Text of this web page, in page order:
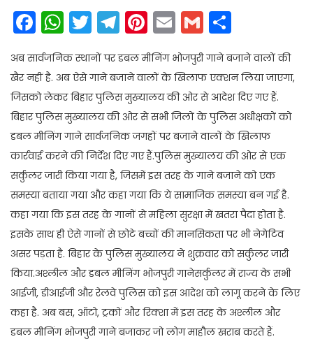
Facebook
WhatsApp
Twitter
Telegram
Pinterest
EmailGmail
अब सार्वजनिक स्थानों पर डबल मीनिंग भोजपुरी गाने बजाने वालों की
खैर नहीं है. अब ऐसे गाने बजाने वालों के खिलाफ एक्शन लिया जाएगा,
जिसको लेकर बिहार पुलिस मुख्यालय की ओर से आदेश दिए गए हैं.
बिहार पुलिस मुख्यालय की ओर से सभी जिलों के पुलिस अधीक्षकों को
डबल मीनिंग गाने सार्वजनिक जगहों पर बजाने वालों के खिलाफ
कार्रवाई करने की निर्देश दिए गए हैं.पुलिस मुख्यालय की ओर से एक
सर्कुलर जारी किया गया है, जिसमें इस तरह के गाने बजाने को एक
समस्या बताया गया और कहा गया कि ये सामाजिक समस्या बन गई है.
कहा गया कि इस तरह के गानों से महिला सुरक्षा में खतरा पैदा होता है.
इसके साथ ही ऐसे गानों से छोटे बच्चों की मानसिकता पर भी नेगेटिव
असर पड़ता है. बिहार के पुलिस मुख्यालय ने शुक्रवार को सर्कुलर जारी
किया.अश्लील और डबल मीनिंग भोजपुरी गानेसर्कुलर में राज्य के सभी
आईजी, डीआईजी और रेलवे पुलिस को इस आदेश को लागू करने के लिए
कहा है. अब बस, ऑटो, ट्रकों और रिक्शा में इस तरह के अश्लील और
डबल मीनिंग भोजपुरी गाने बजाकर जो लोग माहौल खराब करते हैं.